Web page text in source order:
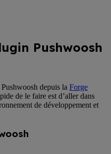
Pushwoosh
depuis la Forge
de le faire est d’aller dans
de développement et